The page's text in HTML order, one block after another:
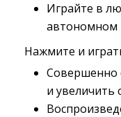
Играйте в
автономном
Нажмите и
Совершенно
и увеличить